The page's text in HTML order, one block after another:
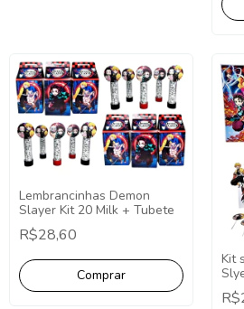
Lembrancinhas Demon
Slayer Kit 20 Milk + Tubete
R$28,60
Kit